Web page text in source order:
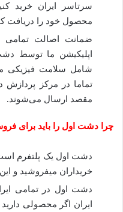
سرتاسر ایران خرید
محصول خود را دریافت
ضمانت اصالت
اپلیکیشن ما توسط
شامل سلامت فیزیکی
تماما در مرکز
مقصد ارسال می‌شوند.
چرا دشت اول را باید برای
دشت اول یک پلتفرم
خریداران میفروشید و
دشت اول در تمامی
ایران اگر محصولی